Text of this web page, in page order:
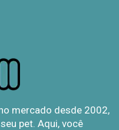
mercado desde 2002,
pet. Aqui, você